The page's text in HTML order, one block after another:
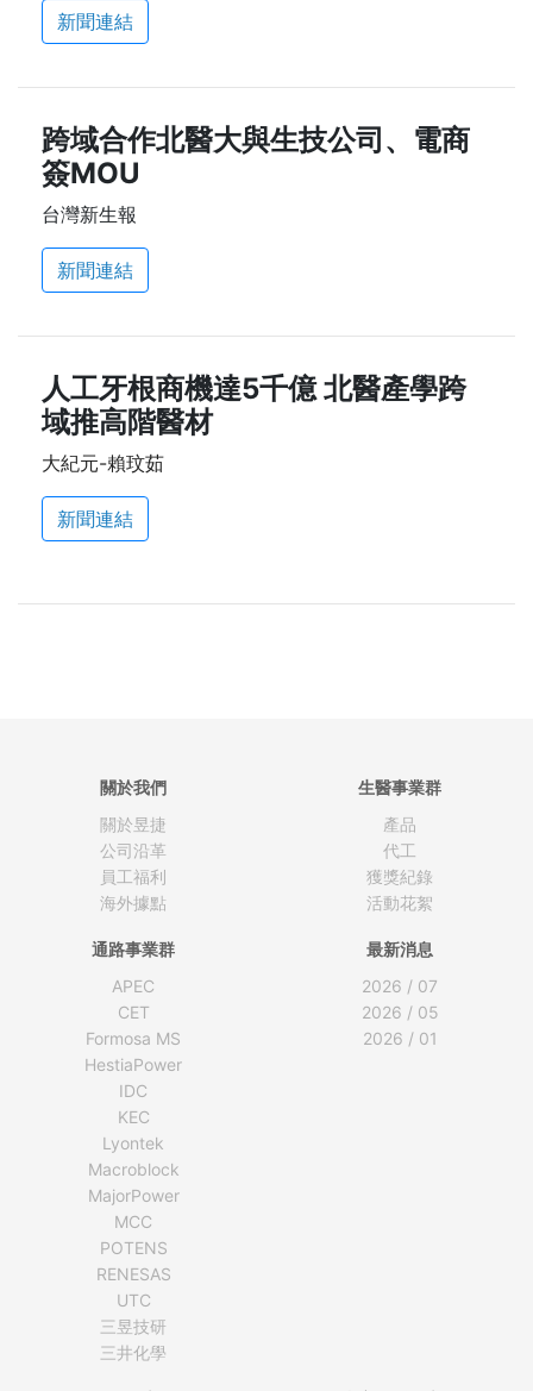
新聞連結
跨域合作北醫大與生技公司、電商
簽MOU
台灣新生報
新聞連結
人工牙根商機達5千億 北醫產學跨
域推高階醫材
大紀元-賴玟茹
新聞連結
關於我們
關於昱捷
公司沿革
員工福利
海外據點
生醫事業群
產品
代工
獲獎紀錄
活動花絮
通路事業群
APEC
CET
Formosa MS
HestiaPower
IDC
KEC
Lyontek
Macroblock
MajorPower
MCC
POTENS
RENESAS
UTC
三昱技研
三井化學
最新消息
2026 / 07
2026 / 05
2026 / 01